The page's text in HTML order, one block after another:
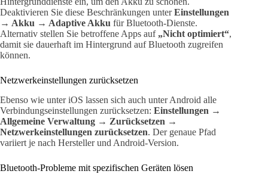
Deaktivieren Sie diese Beschränkungen unterEinstellungen
→ Akku → Adaptive Akku für Bluetooth-Dienste.
Alternativ stellen Sie betroffene Apps auf „Nicht optimiert“,
damit sie dauerhaft im Hintergrund auf Bluetooth zugreifen
können.
Netzwerkeinstellungen zurücksetzen
Ebenso wie unter iOS lassen sich auch unter Android alle
Verbindungseinstellungen zurücksetzen: Einstellungen →
Allgemeine Verwaltung → Zurücksetzen →
Netzwerkeinstellungen zurücksetzen. Der genaue Pfad
variiert je nach Hersteller und Android-Version.
Bluetooth-Probleme mit spezifischen Geräten lösen